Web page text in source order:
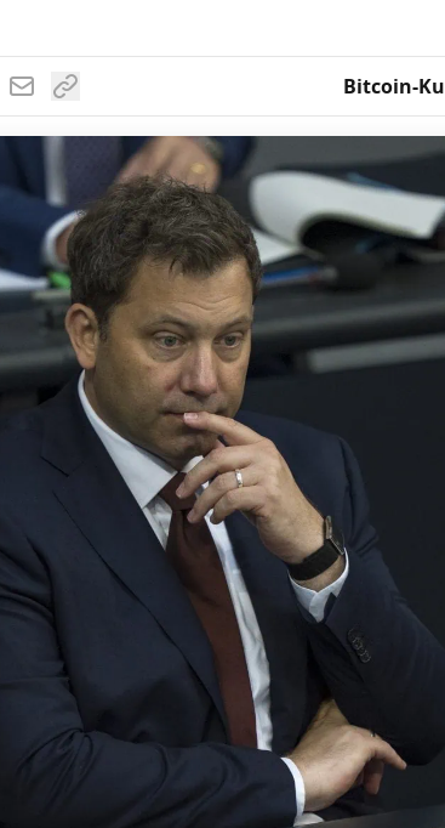
Bitcoin-